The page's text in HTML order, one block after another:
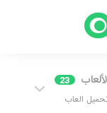
23
العاب